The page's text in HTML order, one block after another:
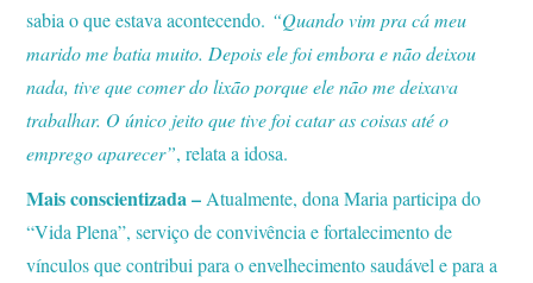
sabia o que estava acontecendo. “Quando vim pra cá meu
marido me batia muito. Depois ele foi embora e não deixou
nada, tive que comer do lixão porque ele não me deixava
trabalhar. O único jeito que tive foi catar as coisas até o
emprego aparecer”, relata a idosa.
Mais conscientizada –Atualmente, dona Maria participa do
“Vida Plena”, serviço de convivência e fortalecimento de
vínculos que contribui para o envelhecimento saudável e para a